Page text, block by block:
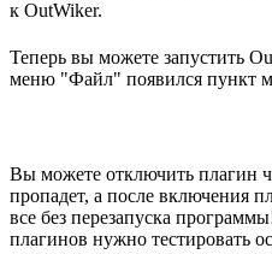
к OutWiker.
Теперь вы можете запустить
меню "Файл" появился пункт
Вы можете отключить плагин
пропадет, а после включения
все без перезапуска
плагинов нужно тестировать